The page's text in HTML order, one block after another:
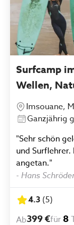
Surfcamp
Wellen,
Imsouane,
Ganzjährig
"Sehr schön
und
angetan."
- Hans
4.3 (5)
Ab399 €für 8